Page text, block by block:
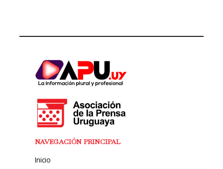
NAVEGACIÓN PRINCIPAL
Inicio